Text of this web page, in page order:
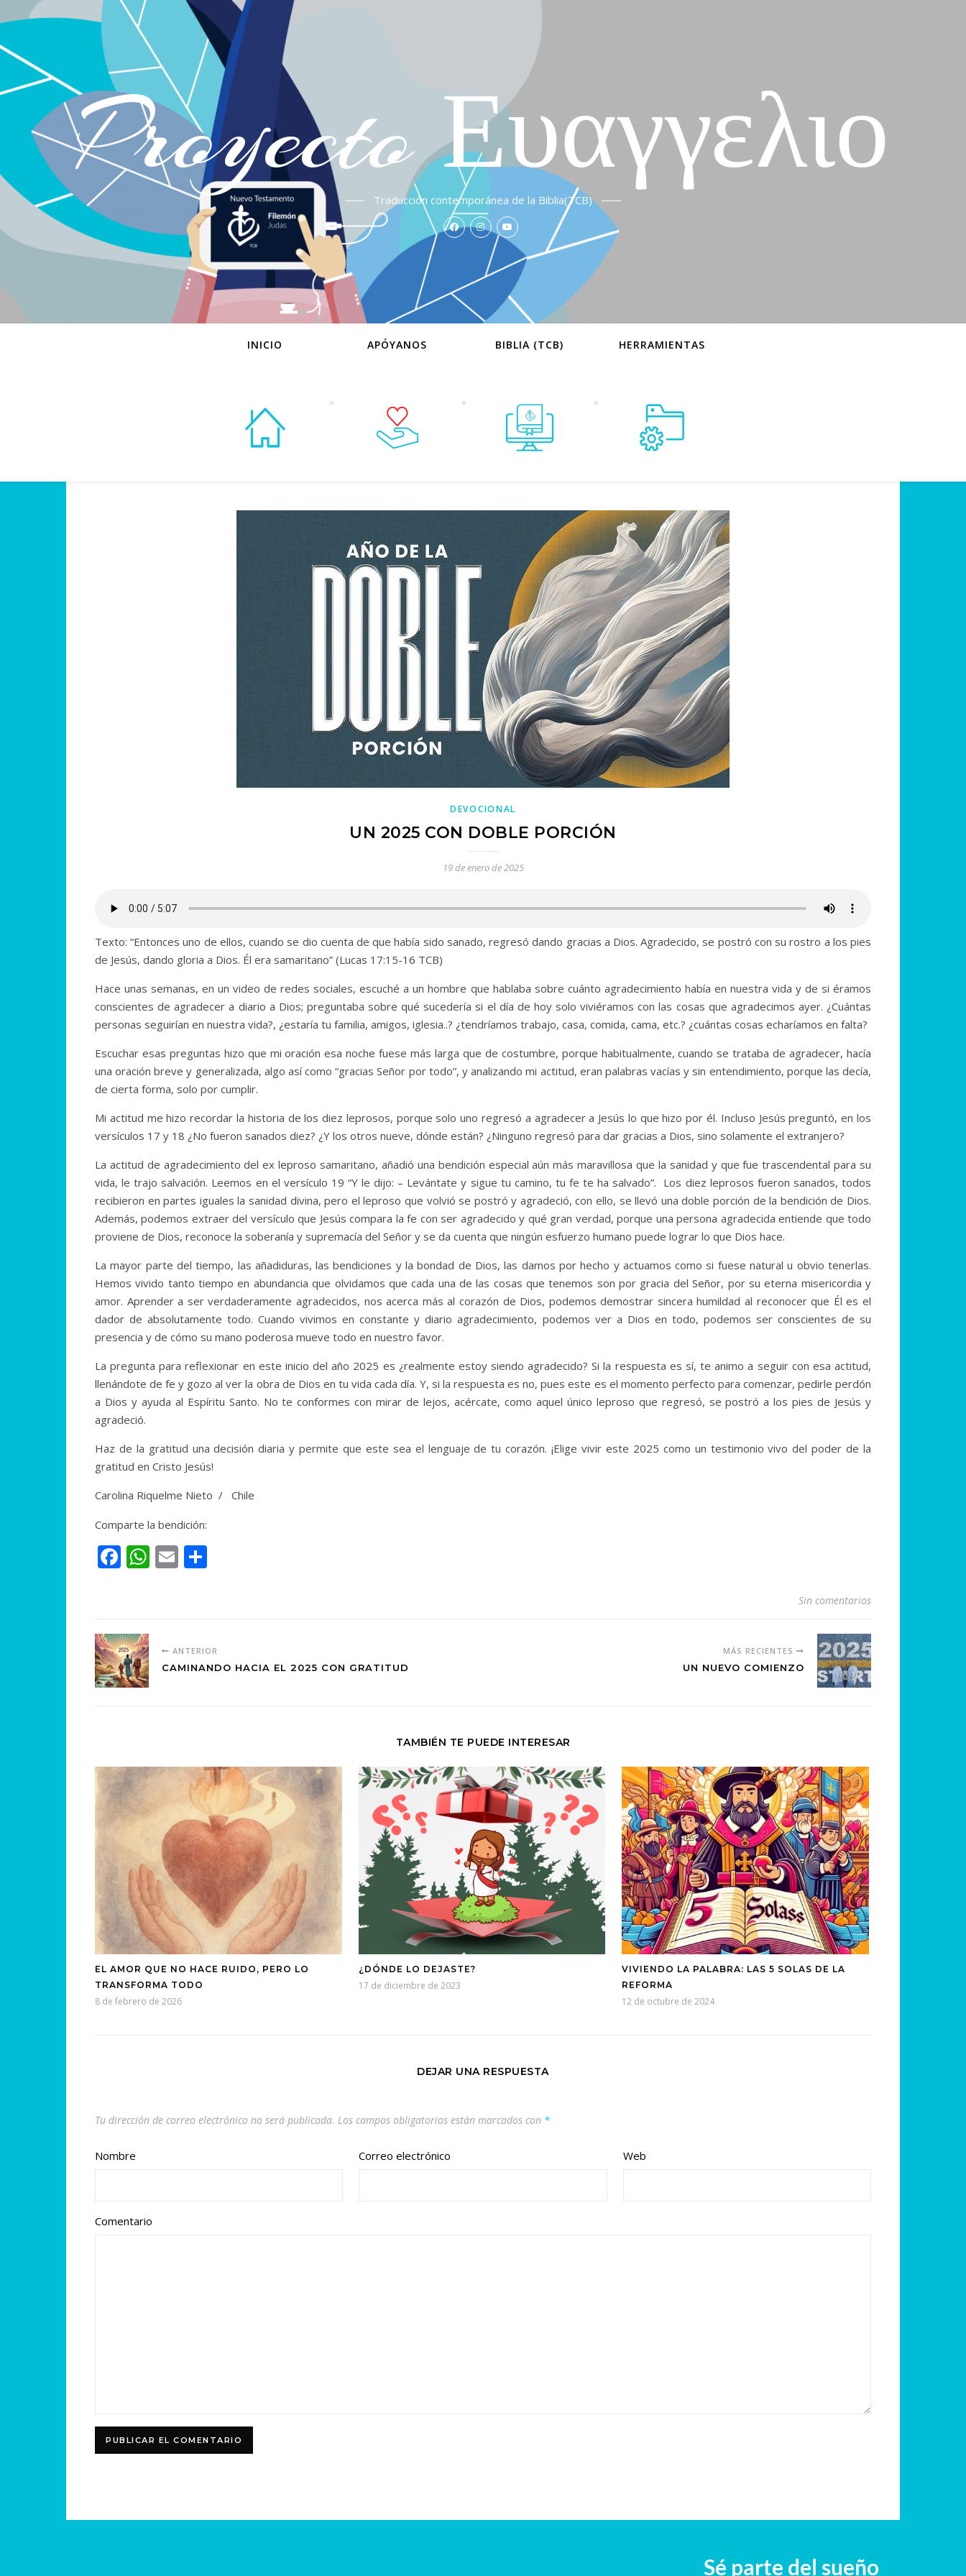
Proyecto Ευαγγελιο
Traducción contemporánea de la Biblia(TCB)
INICIO APÓYANOS BIBLIA (TCB) HERRAMIENTAS
DEVOCIONAL
UN 2025 CON DOBLE PORCIÓN
19 de enero de 2025
Texto: “Entonces uno de ellos, cuando se dio cuenta de que había sido sanado, regresó dando gracias a Dios. Agradecido, se postró con su rostro a los pies
de Jesús, dando gloria a Dios. Él era samaritano” (Lucas 17:15-16 TCB)
Hace unas semanas, en un video de redes sociales, escuché a un hombre que hablaba sobre cuánto agradecimiento había en nuestra vida y de si éramos
conscientes de agradecer a diario a Dios; preguntaba sobre qué sucedería si el día de hoy solo viviéramos con las cosas que agradecimos ayer. ¿Cuántas
personas seguirían en nuestra vida?, ¿estaría tu familia, amigos, iglesia..? ¿tendríamos trabajo, casa, comida, cama, etc.? ¿cuántas cosas echaríamos en falta?
Escuchar esas preguntas hizo que mi oración esa noche fuese más larga que de costumbre, porque habitualmente, cuando se trataba de agradecer, hacía
una oración breve y generalizada, algo así como “gracias Señor por todo”, y analizando mi actitud, eran palabras vacías y sin entendimiento, porque las decía,
de cierta forma, solo por cumplir.
Mi actitud me hizo recordar la historia de los diez leprosos, porque solo uno regresó a agradecer a Jesús lo que hizo por él. Incluso Jesús preguntó, en los
versículos 17 y 18 ¿No fueron sanados diez? ¿Y los otros nueve, dónde están? ¿Ninguno regresó para dar gracias a Dios, sino solamente el extranjero?
La actitud de agradecimiento del ex leproso samaritano, añadió una bendición especial aún más maravillosa que la sanidad y que fue trascendental para su
vida, le trajo salvación. Leemos en el versículo 19 “Y le dijo: – Levántate y sigue tu camino, tu fe te ha salvado”. Los diez leprosos fueron sanados, todos
recibieron en partes iguales la sanidad divina, pero el leproso que volvió se postró y agradeció, con ello, se llevó una doble porción de la bendición de Dios.
Además, podemos extraer del versículo que Jesús compara la fe con ser agradecido y qué gran verdad, porque una persona agradecida entiende que todo
proviene de Dios, reconoce la soberanía y supremacía del Señor y se da cuenta que ningún esfuerzo humano puede lograr lo que Dios hace.
La mayor parte del tiempo, las añadiduras, las bendiciones y la bondad de Dios, las damos por hecho y actuamos como si fuese natural u obvio tenerlas.
Hemos vivido tanto tiempo en abundancia que olvidamos que cada una de las cosas que tenemos son por gracia del Señor, por su eterna misericordia y
amor. Aprender a ser verdaderamente agradecidos, nos acerca más al corazón de Dios, podemos demostrar sincera humildad al reconocer que Él es el
dador de absolutamente todo. Cuando vivimos en constante y diario agradecimiento, podemos ver a Dios en todo, podemos ser conscientes de su
presencia y de cómo su mano poderosa mueve todo en nuestro favor.
La pregunta para reflexionar en este inicio del año 2025 es ¿realmente estoy siendo agradecido? Si la respuesta es sí, te animo a seguir con esa actitud,
llenándote de fe y gozo al ver la obra de Dios en tu vida cada día. Y, si la respuesta es no, pues este es el momento perfecto para comenzar, pedirle perdón
a Dios y ayuda al Espíritu Santo. No te conformes con mirar de lejos, acércate, como aquel único leproso que regresó, se postró a los pies de Jesús y
agradeció.
Haz de la gratitud una decisión diaria y permite que este sea el lenguaje de tu corazón. ¡Elige vivir este 2025 como un testimonio vivo del poder de la
gratitud en Cristo Jesús!
Carolina Riquelme Nieto / Chile
Comparte la bendición:
Facebook
WhatsApp
Email
Sin comentarios
ANTERIOR
CAMINANDO HACIA EL 2025 CON GRATITUD
MÁS RECIENTES
UN NUEVO COMIENZO
TAMBIÉN TE PUEDE INTERESAR
EL AMOR QUE NO HACE RUIDO, PERO LO
TRANSFORMA TODO
8 de febrero de 2026
¿DÓNDE LO DEJASTE?
17 de diciembre de 2023
VIVIENDO LA PALABRA: LAS 5 SOLAS DE LA
REFORMA
12 de octubre de 2024
DEJAR UNA RESPUESTA
Tu dirección de correo electrónico no será publicada. Los campos obligatorios están marcados con *
Nombre Correo electrónico Web
Comentario
Sé parte del sueño